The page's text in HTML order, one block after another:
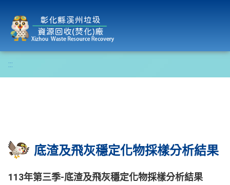
:::
底渣及飛灰穩定化物採樣分析結果
113年第三季-底渣及飛灰穩定化物採樣分析結果